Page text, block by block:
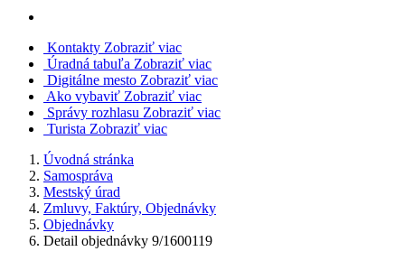
Kontakty Zobraziť viac
Úradná tabuľa Zobraziť viac
Digitálne mesto Zobraziť viac
Ako vybaviť Zobraziť viac
Správy rozhlasu Zobraziť viac
Turista Zobraziť viac
Úvodná stránka
Samospráva
Mestský úrad
Zmluvy, Faktúry, Objednávky
Objednávky
Detail objednávky 9/1600119